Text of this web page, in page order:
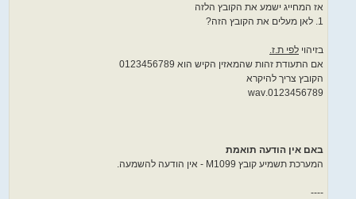
אז המחייג ישמע את הקובץ הלזה
1. לאן מעלים את הקובץ הזה?
בזיהוי לפי ת.ז.
אם התעודת זהות שהמאזין הקיש הוא 0123456789
הקובץ צריך להיקרא
0123456789.wav
באם אין הודעה תואמת
המערכת תשמיע קובץ M1099 - אין הודעה להשמעה.
----